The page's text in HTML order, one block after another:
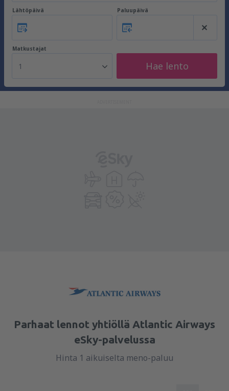
Lähtöpäivä Paluupäivä
Matkustajat
1 Hae lento
Parhaat lennot yhtiöllä Atlantic Airways
eSky-palvelussa
Hinta 1 aikuiselta meno-paluu